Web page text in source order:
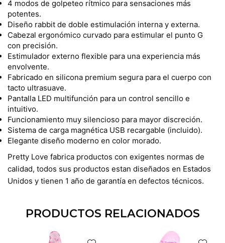
4 modos de golpeteo rítmico para sensaciones más
potentes.
Diseño rabbit de doble estimulación interna y externa.
Cabezal ergonómico curvado para estimular el punto G
con precisión.
Estimulador externo flexible para una experiencia más
envolvente.
Fabricado en silicona premium segura para el cuerpo con
tacto ultrasuave.
Pantalla LED multifunción para un control sencillo e
intuitivo.
Funcionamiento muy silencioso para mayor discreción.
Sistema de carga magnética USB recargable (incluido).
Elegante diseño moderno en color morado.
Pretty Love fabrica productos con exigentes normas de
calidad, todos sus productos estan diseñados en Estados
Unidos y tienen 1 año de garantía en defectos técnicos.
PRODUCTOS RELACIONADOS